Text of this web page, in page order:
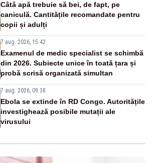
Câtă apă trebuie să bei, de fapt, pe
caniculă. Cantitățile recomandate pentru
copii și adulți
7 aug. 2026, 15:42
Examenul de medic specialist se schimbă
din 2026. Subiecte unice în toată țara și
probă scrisă organizată simultan
7 aug. 2026, 09:38
Ebola se extinde în RD Congo. Autoritățile
investighează posibile mutații ale
virusului